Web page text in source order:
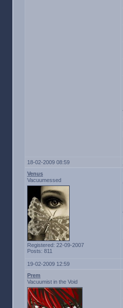
18-02-2009 08:59
Venus
Vacuumessed
Registered: 22-09-2007
Posts: 811
19-02-2009 12:59
Prem
Vacuumist in the Void